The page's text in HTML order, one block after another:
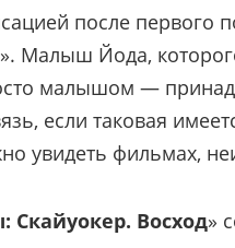
после первого
». Малыш Йода,
малышом —
если таковая
увидеть фильмах,
Скайуокер. Восход»